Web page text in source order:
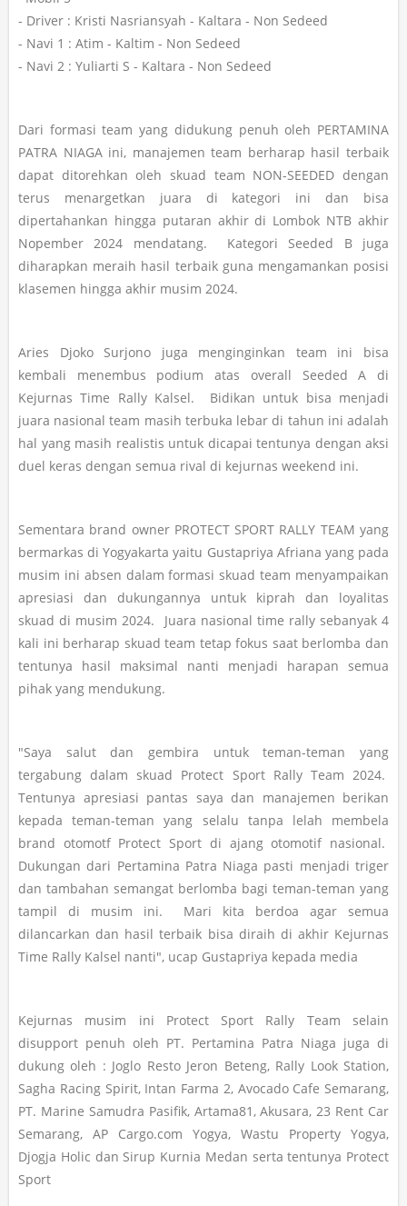
- Driver : Kristi Nasriansyah - Kaltara - Non Sedeed
- Navi 1 : Atim - Kaltim - Non Sedeed
- Navi 2 : Yuliarti S - Kaltara - Non Sedeed
Dari formasi team yang didukung penuh oleh PERTAMINA
PATRA NIAGA ini, manajemen team berharap hasil terbaik
dapat ditorehkan oleh skuad team NON-SEEDED dengan
terus menargetkan juara di kategori ini dan bisa
dipertahankan hingga putaran akhir di Lombok NTB akhir
Nopember 2024 mendatang. Kategori Seeded B juga
diharapkan meraih hasil terbaik guna mengamankan posisi
klasemen hingga akhir musim 2024.
Aries Djoko Surjono juga menginginkan team ini bisa
kembali menembus podium atas overall Seeded A di
Kejurnas Time Rally Kalsel. Bidikan untuk bisa menjadi
juara nasional team masih terbuka lebar di tahun ini adalah
hal yang masih realistis untuk dicapai tentunya dengan aksi
duel keras dengan semua rival di kejurnas weekend ini.
Sementara brand owner PROTECT SPORT RALLY TEAM yang
bermarkas di Yogyakarta yaitu Gustapriya Afriana yang pada
musim ini absen dalam formasi skuad team menyampaikan
apresiasi dan dukungannya untuk kiprah dan loyalitas
skuad di musim 2024. Juara nasional time rally sebanyak 4
kali ini berharap skuad team tetap fokus saat berlomba dan
tentunya hasil maksimal nanti menjadi harapan semua
pihak yang mendukung.
"Saya salut dan gembira untuk teman-teman yang
tergabung dalam skuad Protect Sport Rally Team 2024.
Tentunya apresiasi pantas saya dan manajemen berikan
kepada teman-teman yang selalu tanpa lelah membela
brand otomotf Protect Sport di ajang otomotif nasional.
Dukungan dari Pertamina Patra Niaga pasti menjadi triger
dan tambahan semangat berlomba bagi teman-teman yang
tampil di musim ini. Mari kita berdoa agar semua
dilancarkan dan hasil terbaik bisa diraih di akhir Kejurnas
Time Rally Kalsel nanti", ucap Gustapriya kepada media
Kejurnas musim ini Protect Sport Rally Team selain
disupport penuh oleh PT. Pertamina Patra Niaga juga di
dukung oleh : Joglo Resto Jeron Beteng, Rally Look Station,
Sagha Racing Spirit, Intan Farma 2, Avocado Cafe Semarang,
PT. Marine Samudra Pasifik, Artama81, Akusara, 23 Rent Car
Semarang, AP Cargo.com Yogya, Wastu Property Yogya,
Djogja Holic dan Sirup Kurnia Medan serta tentunya Protect
Sport